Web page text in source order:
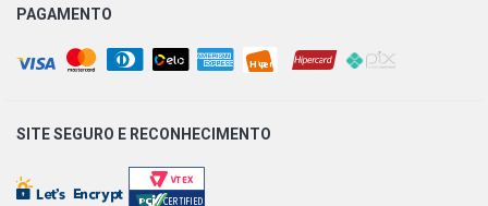
PAGAMENTO
SITE SEGURO E RECONHECIMENTO